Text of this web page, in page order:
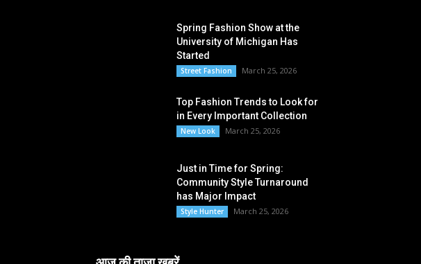
Spring Fashion Show at the
University of Michigan Has
Started
Street Fashion March 25, 2026
Top Fashion Trends to Look for
in Every Important Collection
New Look March 25, 2026
Just in Time for Spring:
Community Style Turnaround
has Major Impact
Style Hunter March 25, 2026